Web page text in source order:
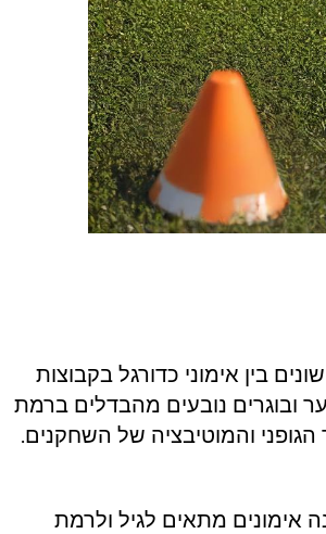
בין אימוני כדורגל בקבוצות
ובוגרים נובעים מהבדלים ברמת
הגופני והמוטיבציה של השחקנים.
אימונים מתאים לגיל ולרמת